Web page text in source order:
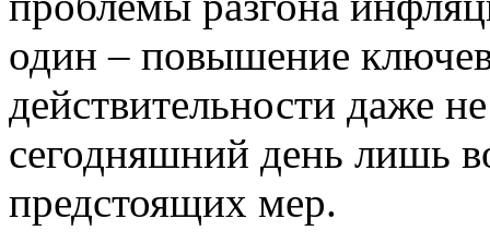
один – повышение
действительности даже
сегодняшний день лишь
предстоящих мер.